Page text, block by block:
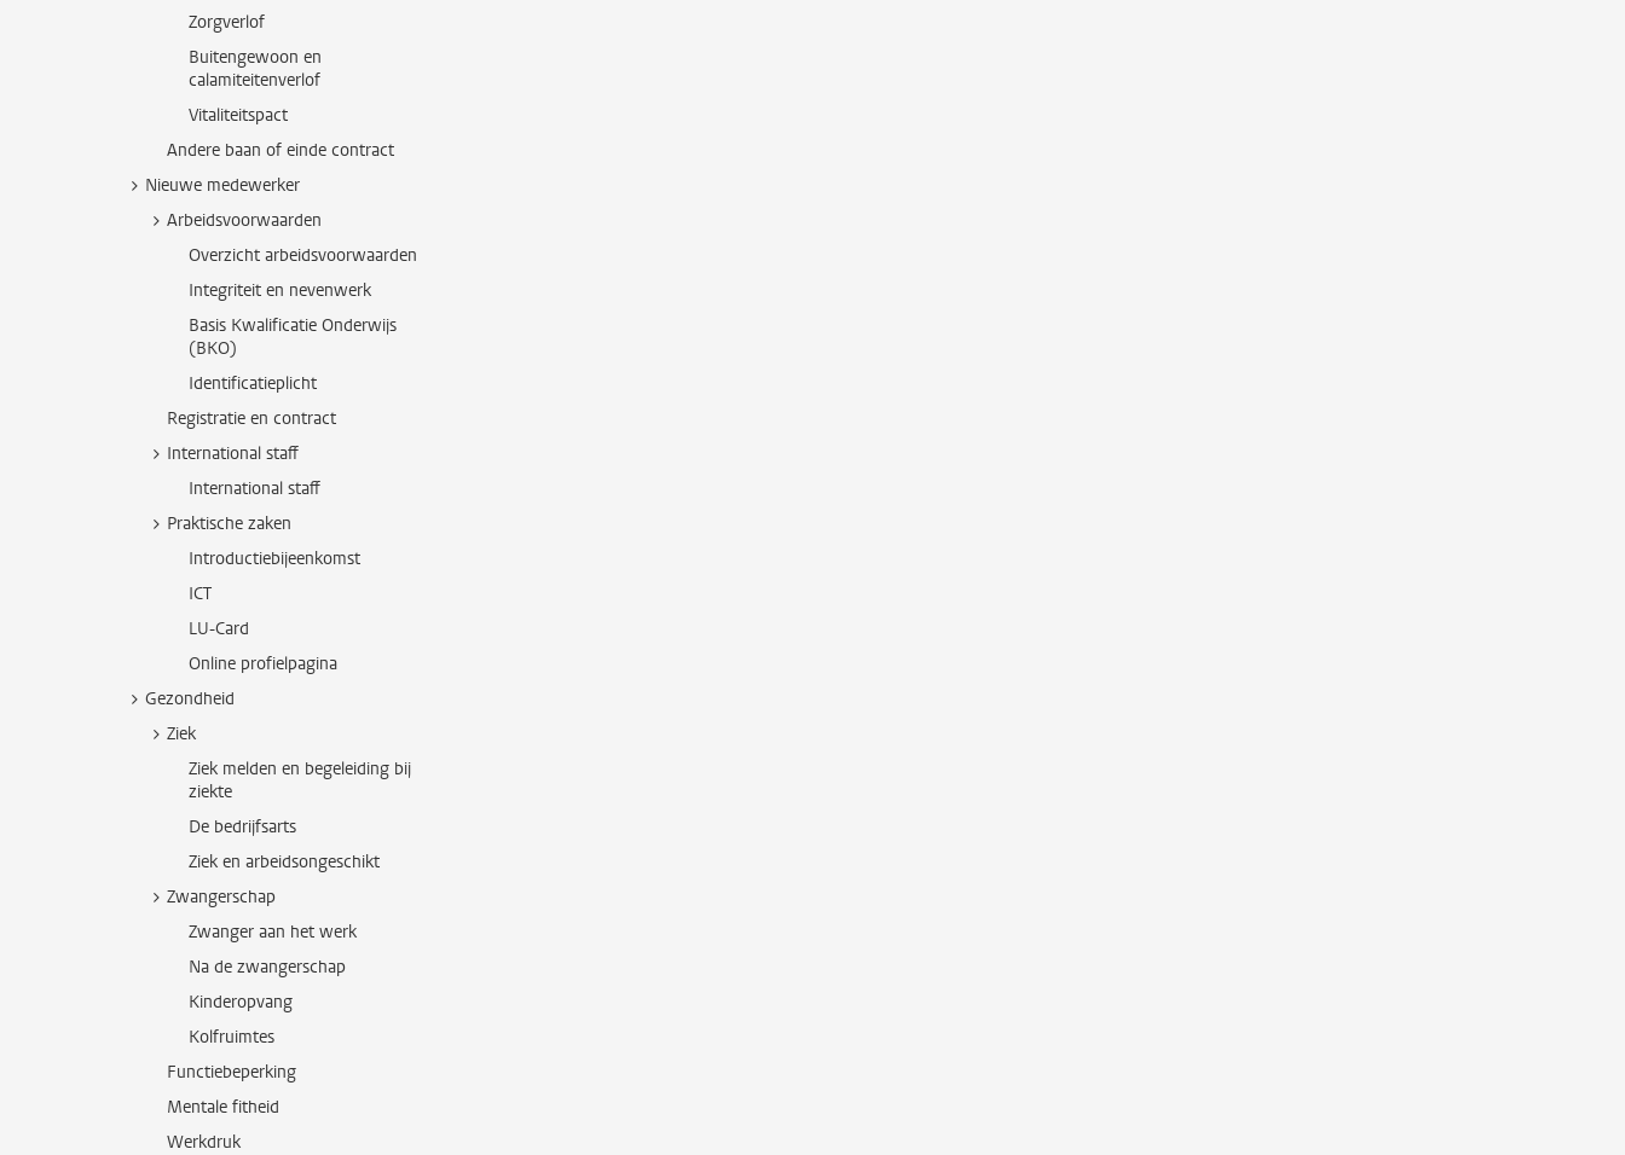
Zorgverlof
Buitengewoon en
calamiteitenverlof
Vitaliteitspact
Andere baan of einde contract
Nieuwe medewerker
Arbeidsvoorwaarden
Overzicht arbeidsvoorwaarden
Integriteit en nevenwerk
Basis Kwalificatie Onderwijs
(BKO)
Identificatieplicht
Registratie en contract
International staff
International staff
Praktische zaken
Introductiebijeenkomst
ICT
LU-Card
Online profielpagina
Gezondheid
Ziek
Ziek melden en begeleiding bij
ziekte
De bedrijfsarts
Ziek en arbeidsongeschikt
Zwangerschap
Zwanger aan het werk
Na de zwangerschap
Kinderopvang
Kolfruimtes
Functiebeperking
Mentale fitheid
Werkdruk